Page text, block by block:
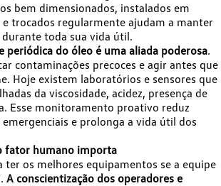
bem dimensionados, instalados em
trocados regularmente ajudam a manter
toda sua vida útil.
periódica do óleo é uma aliada poderosa.
contaminações precoces e agir antes que
Hoje existem laboratórios e sensores que
da viscosidade, acidez, presença de
Esse monitoramento proativo reduz
e prolonga a vida útil dos
fator humano importa
ter os melhores equipamentos se a equipe
A conscientização dos operadores e